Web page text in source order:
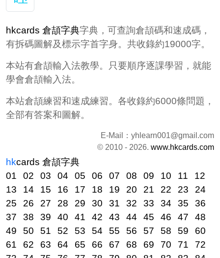
hkcards 倉頡字典字典，可查詢倉頡碼和速成碼，
有拆碼圖解及標示字首字身。共收錄約19000字。
本站有倉頡輸入法教學。只要順序逐課學習，就能
學會倉頡輸入法。
本站倉頡練習和速成練習。各收錄約6000條問題，
全部有答案和圖解。
E-Mail： yhlearn001@gmail.com
© 2010 - 2026. www.hkcards.com
hkcards 倉頡字典
01
02 03 04 05 06 07 08 09 10 11
12
13
14 15 16 17 18 19 20 21 22 23
24
25
26 27 28 29 30 31 32 33 34 35
36
37
38 39 40 41 42 43 44 45 46 47
48
49
50 51 52 53 54 55 56 57 58 59
60
61
62 63 64 65 66 67 68 69 70 71
72